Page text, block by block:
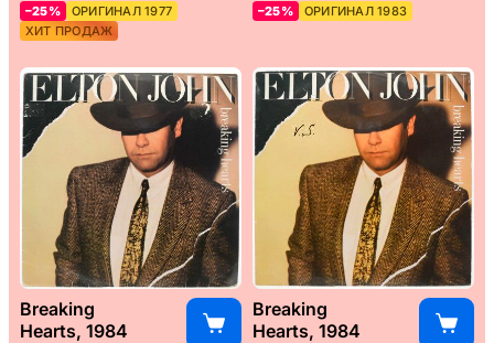
–25%
ОРИГИНАЛ 1977
ХИТ ПРОДАЖ
–25% ОРИГИНАЛ 1983
Breaking
Hearts, 1984
Breaking
Hearts, 1984